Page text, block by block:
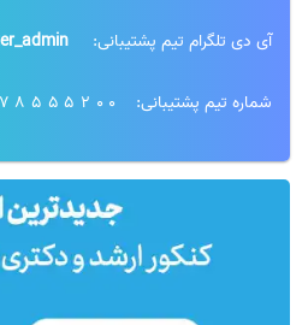
آی دی تلگرام تیم پشتیبانی:
شماره تیم پشتیبانی: